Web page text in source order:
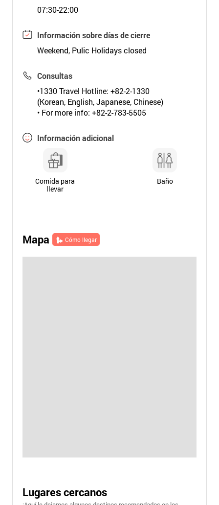
07:30-22:00
Información sobre días de cierre
Weekend, Pulic Holidays closed
Consultas
•1330 Travel Hotline: +82-2-1330
(Korean, English, Japanese, Chinese)
• For more info: +82-2-783-5505
Información adicional
Comida para
llevar
Baño
Mapa Cómo llegar
Lugares cercanos